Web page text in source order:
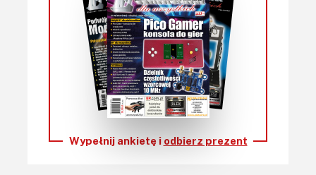
Wypełnij ankietę i odbierz prezent